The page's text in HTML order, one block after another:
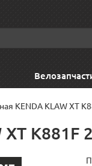
KENDA KLAW XT
K881F